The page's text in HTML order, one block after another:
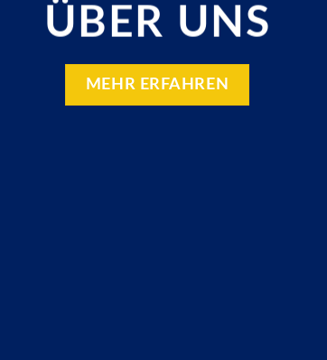
ÜBER UNS
MEHR ERFAHREN